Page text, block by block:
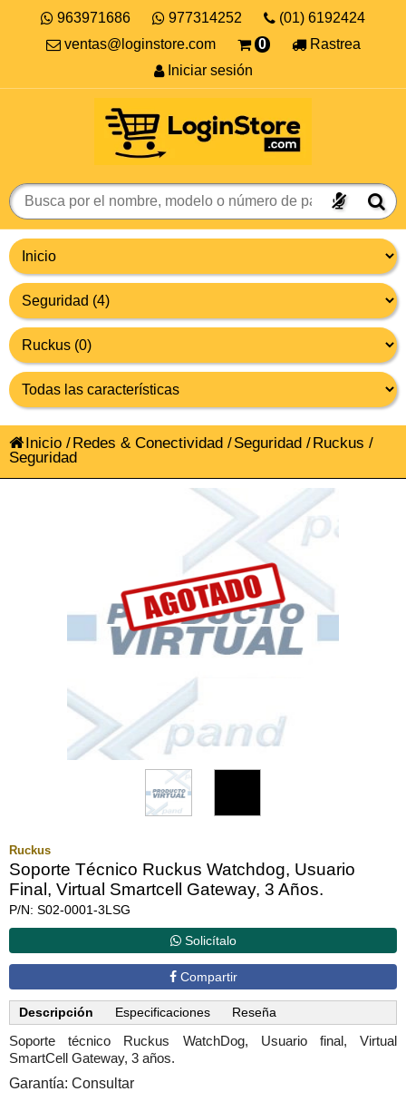
963971686 977314252
(01) 6192424
ventas@loginstore.com
0
Rastrea
Iniciar sesión
Inicio /Redes & Conectividad /Seguridad /Ruckus /
Seguridad
Ruckus
Soporte Técnico Ruckus Watchdog, Usuario
Final, Virtual Smartcell Gateway, 3 Años.
P/N: S02-0001-3LSG
Solicítalo
Compartir
Descripción Especificaciones Reseña
Soporte técnico Ruckus WatchDog, Usuario final, Virtual
SmartCell Gateway, 3 años.
Garantía: Consultar